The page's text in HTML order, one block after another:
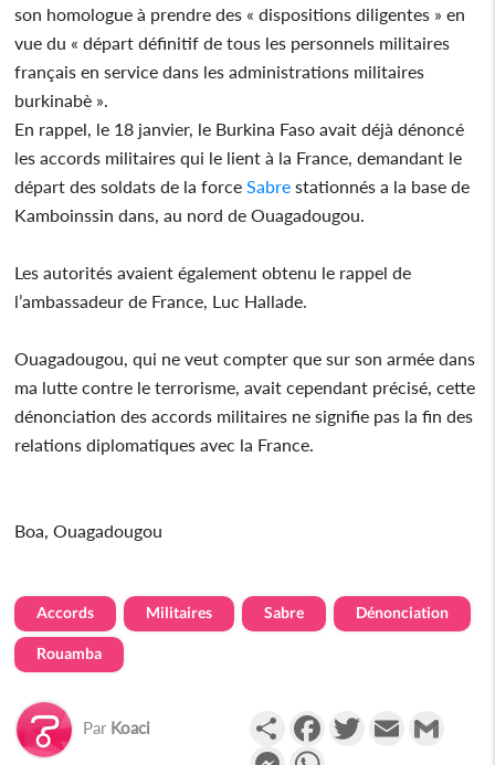
son homologue à prendre des « dispositions diligentes » en
vue du « départ définitif de tous les personnels militaires
français en service dans les administrations militaires
burkinabè ».
En rappel, le 18 janvier, le Burkina Faso avait déjà dénoncé
les accords militaires qui le lient à la France, demandant le
départ des soldats de la force Sabre stationnés a la base de
Kamboinssin dans, au nord de Ouagadougou.
Les autorités avaient également obtenu le rappel de
l’ambassadeur de France, Luc Hallade.
Ouagadougou, qui ne veut compter que sur son armée dans
ma lutte contre le terrorisme, avait cependant précisé, cette
dénonciation des accords militaires ne signifie pas la fin des
relations diplomatiques avec la France.
Boa, Ouagadougou
Accords Militaires Sabre Dénonciation
Rouamba
Par Koaci PartagerFacebookTwitterEmail
Messenger